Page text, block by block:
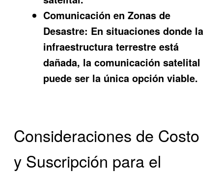
Comunicación en Zonas de
Desastre: En situaciones donde la
infraestructura terrestre está
dañada, la comunicación satelital
puede ser la única opción viable.
Consideraciones de Costo
y Suscripción para el